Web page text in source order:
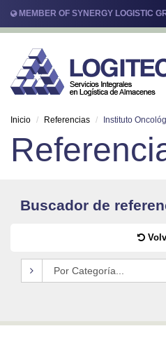
MEMBER OF SYNERGY LOGISTIC
Inicio Referencias Instituto
Buscador de